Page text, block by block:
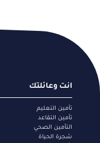
Footer
menu
انت وعائلتك
تأمين التعليم
تأمين التقاعد
التأمين الصحي
شجرة الحياة